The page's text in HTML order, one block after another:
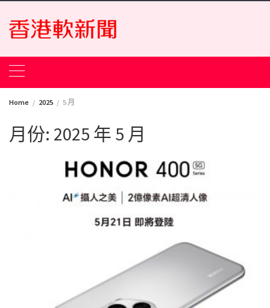
Skip
content
Home 2025 5 月
月份: 2025 年 5 月